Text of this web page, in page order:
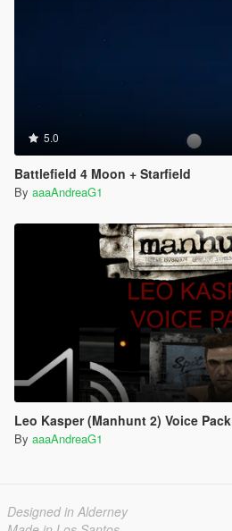
5.0
Battlefield 4 Moon + Starfield
By aaaAndreaG1
Leo Kasper (Manhunt 2) Voice Pack
By aaaAndreaG1
Designed in Alderney